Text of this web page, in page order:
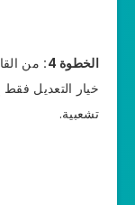
الخطوة 4:
من
خيار التعديل
تشعبية.